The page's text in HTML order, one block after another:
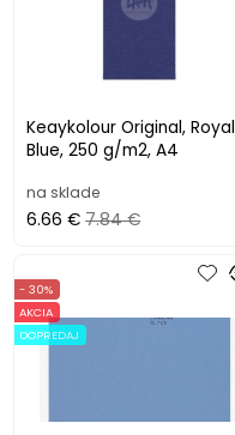
Keaykolour Original, Royal
Blue, 250 g/m2, A4
na sklade
6.66 € 7.84 €
- 30%
AKCIA
DOPREDAJ